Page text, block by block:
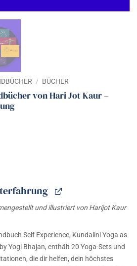
/ BÜCHER
von Hari Jot Kaur –
und illustriert von Harijot Kaur
Self Experience, Kundalini Yoga as
Yogi Bhajan, enthält 20 Yoga-Sets und
die dir helfen, dein höchstes